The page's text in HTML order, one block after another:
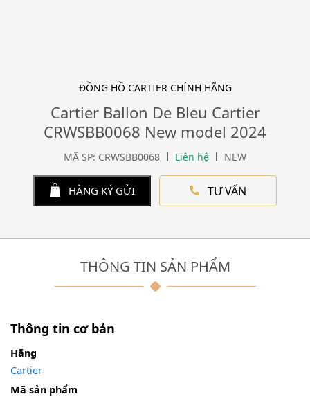
ĐỒNG HỒ CARTIER CHÍNH HÃNG
Cartier Ballon De Bleu Cartier
CRWSBB0068 New model 2024
MÃ SP: CRWSBB0068 Liên hệ NEW
HÀNG KÝ GỬI TƯ VẤN
THÔNG TIN SẢN PHẨM
Thông tin cơ bản
Hãng
Cartier
Mã sản phẩm